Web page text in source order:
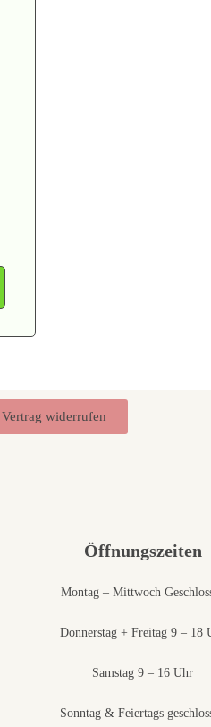
Vertrag widerrufen
Öffnungszeiten
Montag – Mittwoch
Donnerstag + Freitag 9 – 18
Samstag 9 – 16 Uhr
Sonntag & Feiertags